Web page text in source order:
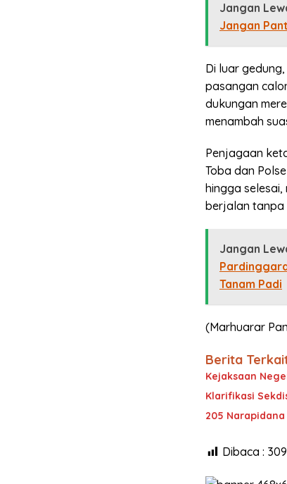
Jangan
Jangan
Di luar
pasangan
dukungan
menambah
Penjagaan
Toba dan
hingga
berjalan tanpa
Jangan
Tanam Padi
(Marhuarar
Berita
Kejaksaan
Klarifikasi
205
Dibaca : 309